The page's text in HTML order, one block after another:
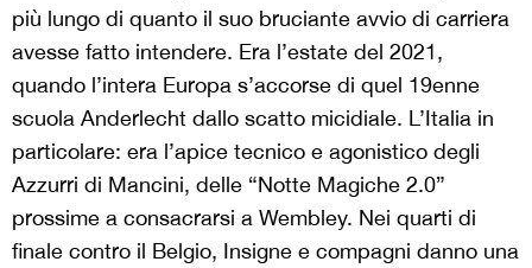
più lungo di quanto il suo bruciante avvio di carriera
avesse fatto intendere. Era l’estate del 2021,
quando l’intera Europa s’accorse di quel 19enne
scuola Anderlecht dallo scatto micidiale. L’Italia in
particolare: era l’apice tecnico e agonistico degli
Azzurri di Mancini, delle “Notte Magiche 2.0”
prossime a consacrarsi a Wembley. Nei quarti di
finale contro il Belgio, Insigne e compagni danno una